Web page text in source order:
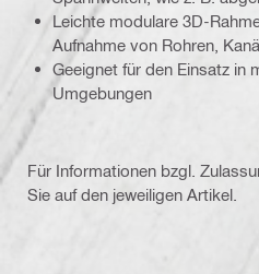
Leichte modulare 3D-
Aufnahme von Rohren,
Geeignet für den Einsatz in
Umgebungen
Für Informationen bzgl.
Sie auf den jeweiligen Artikel.